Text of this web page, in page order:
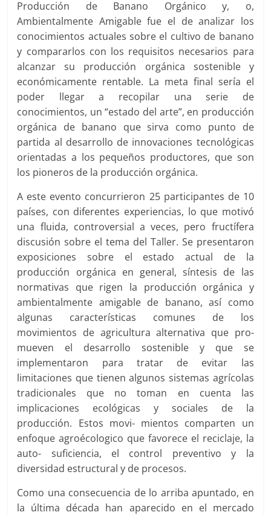
Producción de Banano Orgánico y, o,
Ambientalmente Amigable fue el de analizar los
conocimientos actuales sobre el cultivo de banano
y compararlos con los requisitos necesarios para
alcanzar su producción orgánica sostenible y
económicamente rentable. La meta final sería el
poder llegar a recopilar una serie de
conocimientos, un “estado del arte”, en producción
orgánica de banano que sirva como punto de
partida al desarrollo de innovaciones tecnológicas
orientadas a los pequeños productores, que son
los pioneros de la producción orgánica.
A este evento concurrieron 25 participantes de 10
países, con diferentes experiencias, lo que motivó
una fluida, controversial a veces, pero fructífera
discusión sobre el tema del Taller. Se presentaron
exposiciones sobre el estado actual de la
producción orgánica en general, síntesis de las
normativas que rigen la producción orgánica y
ambientalmente amigable de banano, así como
algunas características comunes de los
movimientos de agricultura alternativa que pro-
mueven el desarrollo sostenible y que se
implementaron para tratar de evitar las
limitaciones que tienen algunos sistemas agrícolas
tradicionales que no toman en cuenta las
implicaciones ecológicas y sociales de la
producción. Estos movi- mientos comparten un
enfoque agroécologico que favorece el reciclaje, la
auto- suficiencia, el control preventivo y la
diversidad estructural y de procesos.
Como una consecuencia de lo arriba apuntado, en
la última década han aparecido en el mercado